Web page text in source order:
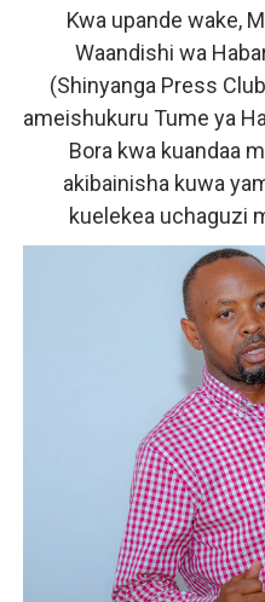
Kwa upande wake,
Waandishi wa
(Shinyanga Press
ameishukuru Tume ya
Bora kwa kuandaa
akibainisha kuwa
kuelekea uchaguzi